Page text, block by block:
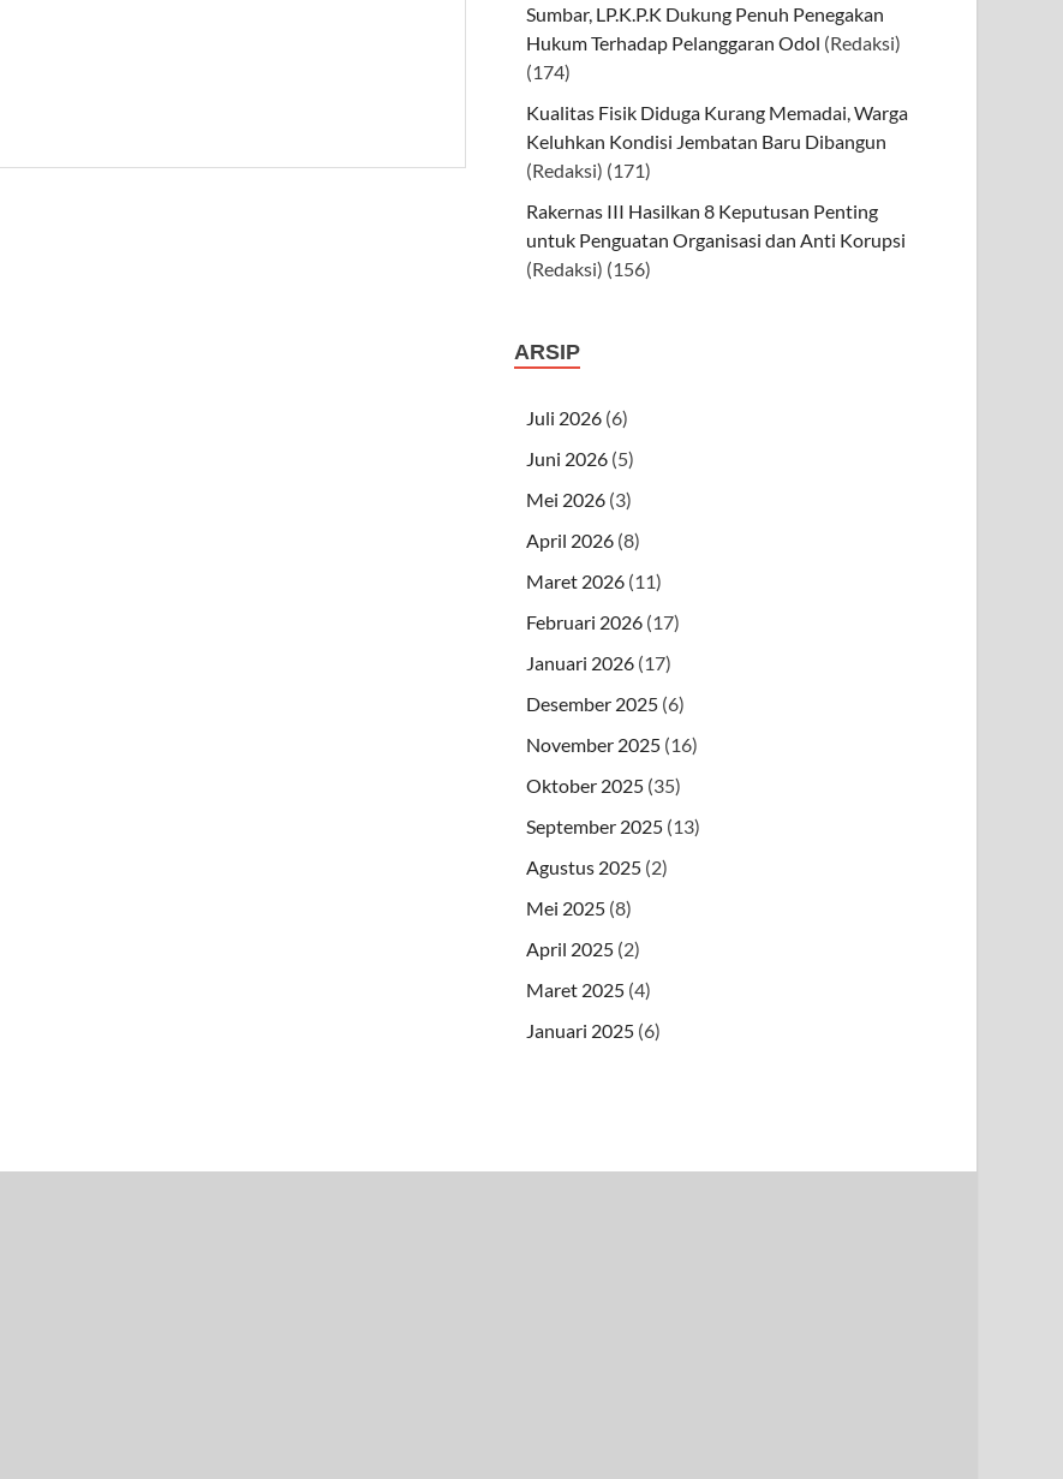
Sumbar, LP.K.P.K Dukung Penuh Penegakan
Hukum Terhadap Pelanggaran Odol (Redaksi)
(174)
Kualitas Fisik Diduga Kurang Memadai, Warga
Keluhkan Kondisi Jembatan Baru Dibangun
(Redaksi) (171)
Rakernas III Hasilkan 8 Keputusan Penting
untuk Penguatan Organisasi dan Anti Korupsi
(Redaksi) (156)
ARSIP
Juli 2026 (6)
Juni 2026 (5)
Mei 2026 (3)
April 2026 (8)
Maret 2026 (11)
Februari 2026 (17)
Januari 2026 (17)
Desember 2025 (6)
November 2025 (16)
Oktober 2025 (35)
September 2025 (13)
Agustus 2025 (2)
Mei 2025 (8)
April 2025 (2)
Maret 2025 (4)
Januari 2025 (6)